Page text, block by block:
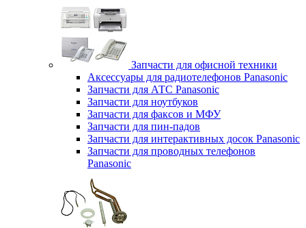
Запчасти для офисной техники
Аксессуары для радиотелефонов Panasonic
Запчасти для АТС Panasonic
Запчасти для ноутбуков
Запчасти для факсов и МФУ
Запчасти для пин-падов
Запчасти для интерактивных досок Panasonic
Запчасти для проводных телефонов
Panasonic